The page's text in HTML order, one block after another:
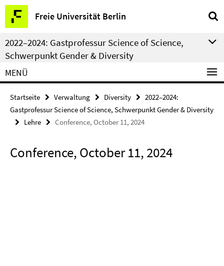
Springe
direkt
zu
Inhalt
Freie Universität Berlin
Service-
Navigation
2022–2024: Gastprofessur Science of Science,
Schwerpunkt Gender & Diversity
MENÜ
Startseite Verwaltung Diversity
2022–2024:
Gastprofessur Science of Science, Schwerpunkt Gender & Diversity
Lehre
Conference, October 11, 2024
Conference, October 11, 2024